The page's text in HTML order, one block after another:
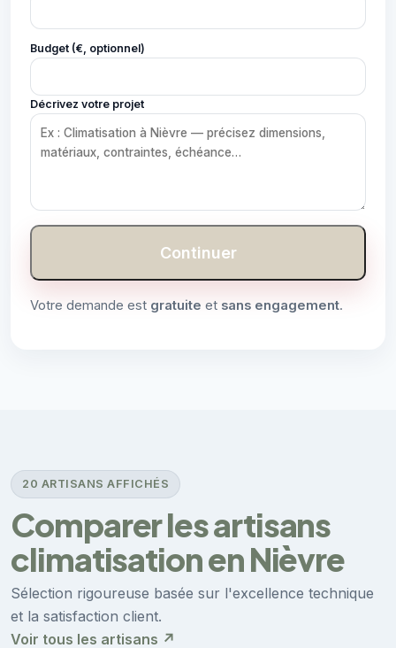
Budget (€, optionnel)
Décrivez votre projet
Continuer
Votre demande est gratuite et sans engagement.
20 ARTISANS AFFICHÉS
Comparer les artisans
climatisation en Nièvre
Sélection rigoureuse basée sur l'excellence technique
et la satisfaction client.
Voir tous les artisans ↗